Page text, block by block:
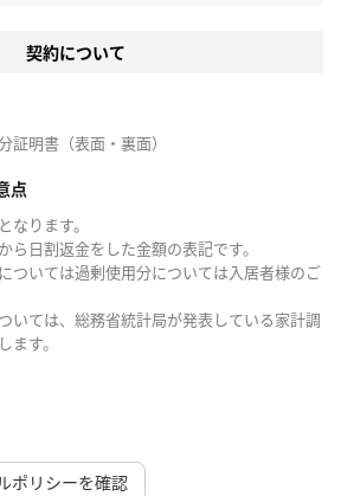
契約について
証明書（表面・裏面）
点
なります。
日割返金をした金額の表記です。
ついては過剰使用分については入居者様のご
いては、総務省統計局が発表している家計調
ます。
ポリシーを確認